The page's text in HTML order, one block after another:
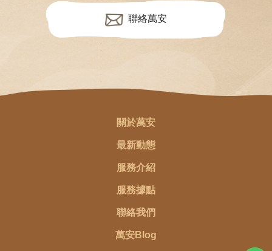
聯絡萬安
關於萬安
最新動態
服務介紹
服務據點
聯絡我們
萬安Blog